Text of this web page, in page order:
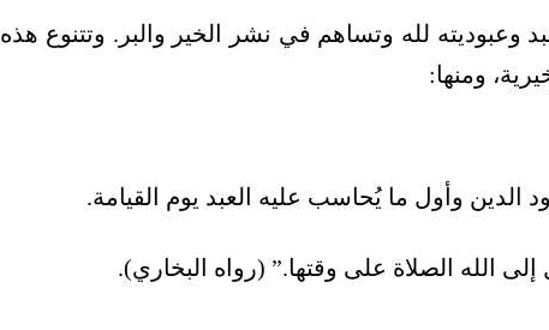
وعبوديته لله وتساهم في نشر الخير والبر. وتتنوع هذه
ومنها:
الدين وأول ما يُحاسب عليه العبد يوم القيامة.
الله الصلاة على وقتها.” (رواه البخاري).